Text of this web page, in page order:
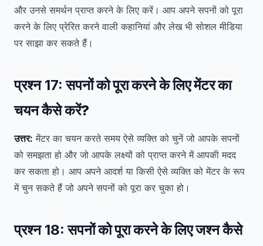
और उनसे समर्थन प्राप्त करने के लिए करें। आप अपने सपनों को पूरा
करने के लिए प्रेरित करने वाली कहानियां और लेख भी सोशल मीडिया
पर साझा कर सकते हैं।
प्रश्न 17: सपनों को पूरा करने के लिए मेंटर का
चयन कैसे करें?
उत्तर: मेंटर का चयन करते समय ऐसे व्यक्ति को चुनें जो आपके सपनों
को समझता हो और जो आपके लक्ष्यों को प्राप्त करने में आपकी मदद
कर सकता हो। आप अपने आदर्श या किसी ऐसे व्यक्ति को मेंटर के रूप
में चुन सकते हैं जो अपने सपनों को पूरा कर चुका हो।
प्रश्न 18: सपनों को पूरा करने के लिए जश्न कैसे